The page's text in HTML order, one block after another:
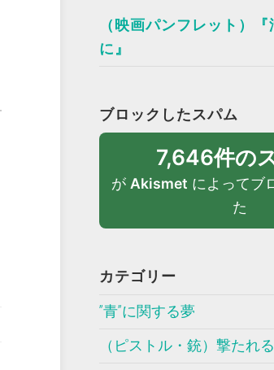
（映画パンフレット）
に』
ブロックしたスパム
7,646件の
が Akismet によってブ
た
カテゴリー
”青”に関する夢
（ピストル・銃）撃たれる